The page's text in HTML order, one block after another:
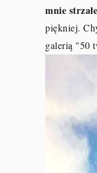
mnie
piękniej.
galerią "50